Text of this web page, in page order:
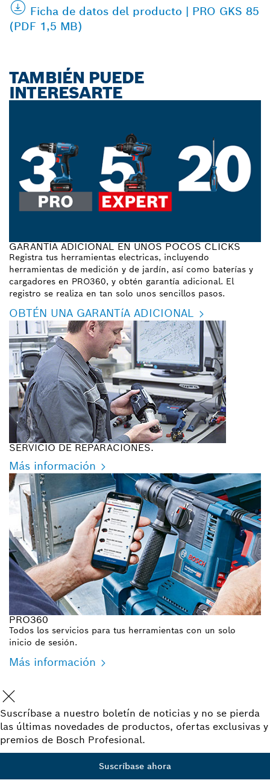
Ficha de datos del producto | PRO GKS 85
(PDF 1,5 MB)
TAMBIÉN PUEDE
INTERESARTE
GARANTÍA ADICIONAL EN UNOS POCOS CLICKS
Registra tus herramientas electricas, incluyendo
herramientas de medición y de jardín, así como baterías y
cargadores en PRO360, y obtén garantía adicional. El
registro se realiza en tan solo unos sencillos pasos.
OBTÉN UNA GARANTíA ADICIONAL
SERVICIO DE REPARACIONES.
Más información
PRO360
Todos los servicios para tus herramientas con un solo
inicio de sesión.
Más información
Suscríbase a nuestro boletín de noticias y no se pierda
las últimas novedades de productos, ofertas exclusivas y
premios de Bosch Profesional.
Suscríbase ahora